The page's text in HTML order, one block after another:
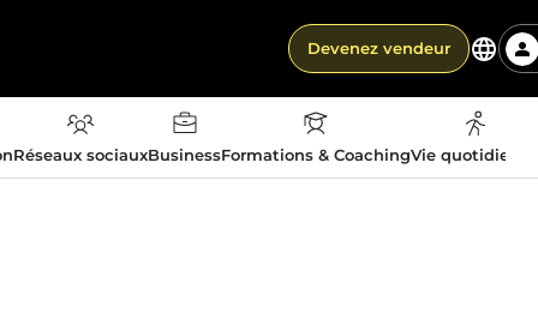
Devenez vendeur
Réseaux sociauxBusinessFormations & CoachingVie